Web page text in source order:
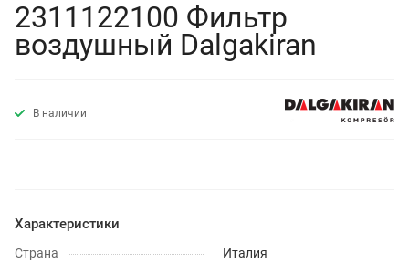
2311122100 Фильтр
воздушный Dalgakiran
В наличии
Характеристики
Страна Италия